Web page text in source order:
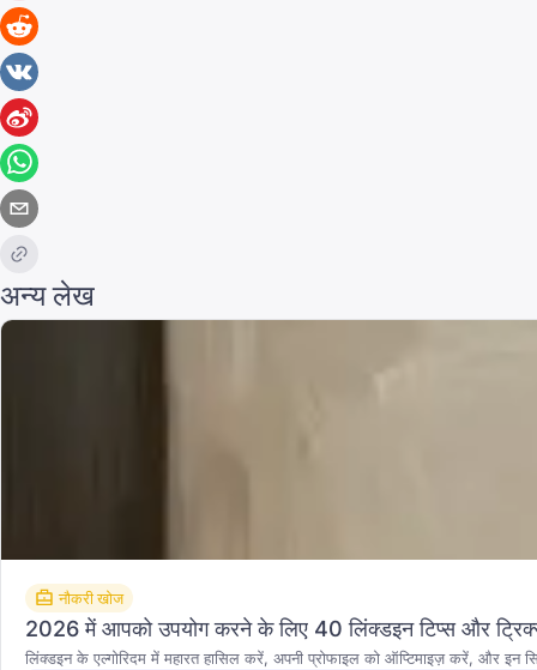
अन्य लेख
नौकरी खोज
2026 में आपको उपयोग करने के लिए 40 लिंक्डइन टिप्स और
लिंक्डइन के एल्गोरिदम में महारत हासिल करें, अपनी प्रोफाइल को ऑप्टिमाइज़ करें, और इन